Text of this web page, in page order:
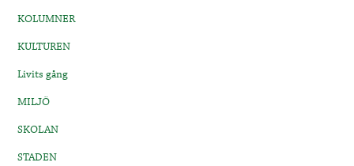
KOLUMNER
KULTUREN
Livits gång
MILJÖ
SKOLAN
STADEN